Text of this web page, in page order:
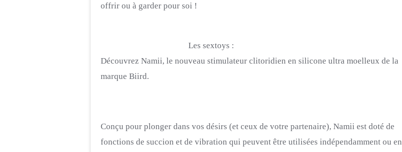
offrir ou à garder pour soi !
Les sextoys :
Découvrez Namii, le nouveau stimulateur clitoridien en silicone ultra moelleux de la
marque Biird.
Conçu pour plonger dans vos désirs (et ceux de votre partenaire), Namii est doté de
fonctions de succion et de vibration qui peuvent être utilisées indépendamment ou en